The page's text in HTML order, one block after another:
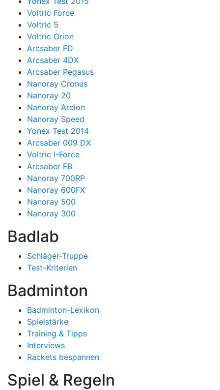
Voltric Force
Voltric 5
Voltric Orion
Arcsaber FD
Arcsaber 4DX
Arcsaber Pegasus
Nanoray Cronus
Nanoray 20
Nanoray Areion
Nanoray Speed
Yonex Test 2014
Arcsaber 009 DX
Voltric I-Force
Arcsaber FB
Nanoray 700RP
Nanoray 600FX
Nanoray 500
Nanoray 300
Badlab
Schläger-Truppe
Test-Kriterien
Badminton
Badminton-Lexikon
Spielstärke
Training & Tipps
Interviews
Rackets bespannen
Spiel & Regeln